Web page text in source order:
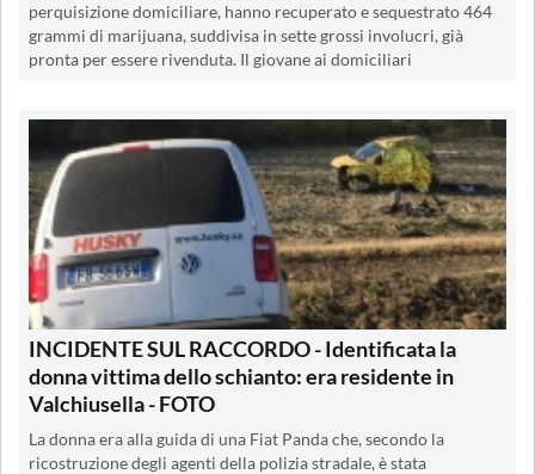
perquisizione domiciliare, hanno recuperato e sequestrato 464
grammi di marijuana, suddivisa in sette grossi involucri, già
pronta per essere rivenduta. Il giovane ai domiciliari
INCIDENTE SUL RACCORDO - Identificata la
donna vittima dello schianto: era residente in
Valchiusella - FOTO
La donna era alla guida di una Fiat Panda che, secondo la
ricostruzione degli agenti della polizia stradale, è stata